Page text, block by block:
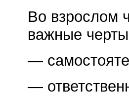
Во взрослом
важные
—
—